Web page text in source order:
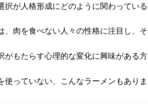
択が人格形成にどのように関わってい
、肉を食べない人々の性格に注目し、
がもたらす心理的な変化に興味がある
使っていない、こんなラーメンもあり